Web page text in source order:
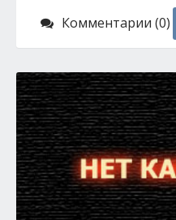
Комментарии (0)